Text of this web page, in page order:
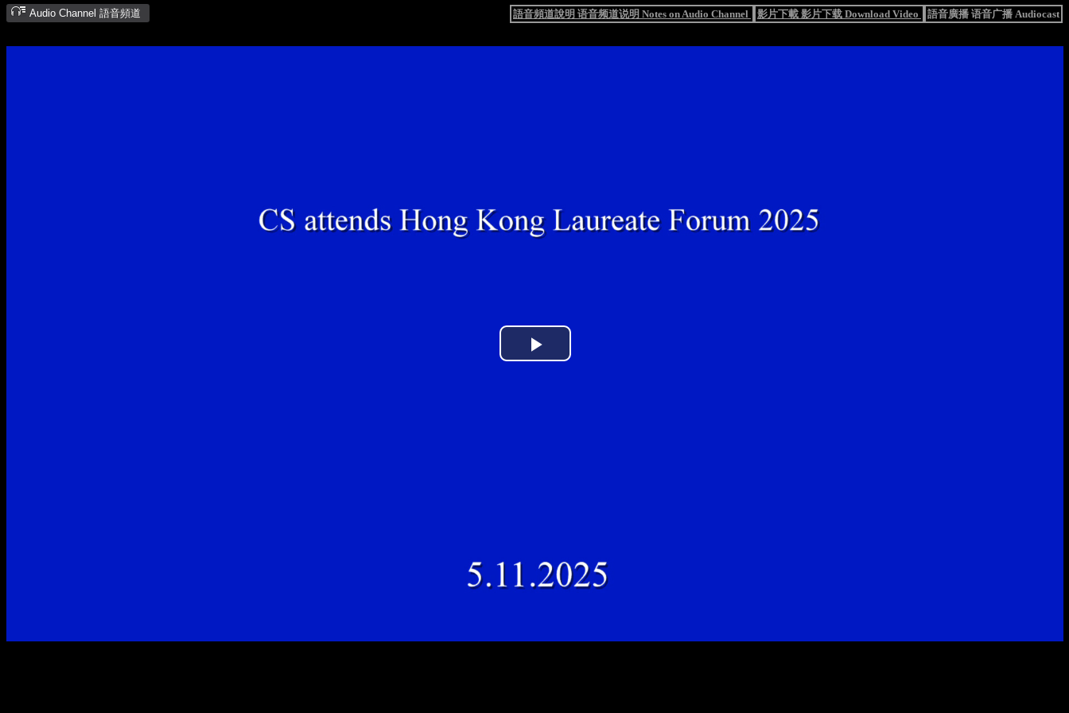
Audio Channel 語音頻道 語音頻道說明 语音频道说明 Notes on Audio Channel 影片下載 影片下载 Download Video 語音廣播 语音广播 Audiocast
Play